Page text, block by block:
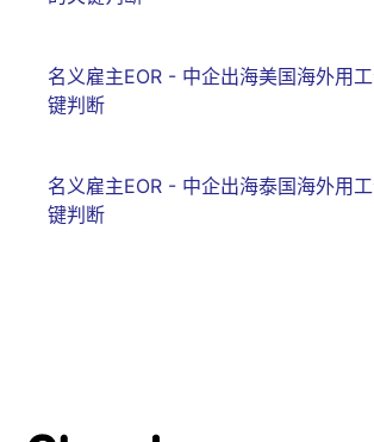
名义雇主EOR - 中企出海美国海外用
键判断
名义雇主EOR - 中企出海泰国海外用
键判断